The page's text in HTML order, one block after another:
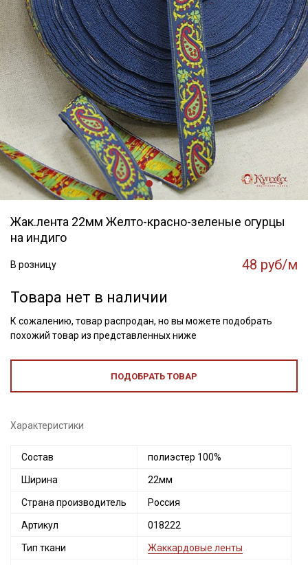
Жак.лента 22мм Желто-красно-зеленые огурцы
на индиго
В розницу 48 руб/м
Товара нет в наличии
К сожалению, товар распродан, но вы можете подобрать
похожий товар из представленных ниже
ПОДОБРАТЬ ТОВАР
Характеристики
Состав полиэстер 100%
Ширина 22мм
Страна производитель Россия
Артикул 018222
Тип ткани Жаккардовые ленты
Секретная рассылка от Купава
Мы публикуем здесь дополнительные
промокоды и скидки до 30% на узкие
категории тканей